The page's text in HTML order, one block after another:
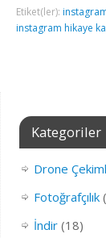
Etiket(ler):
instagram hikaye
Kategoriler
Drone
Fotoğrafçılık
İndir(18)